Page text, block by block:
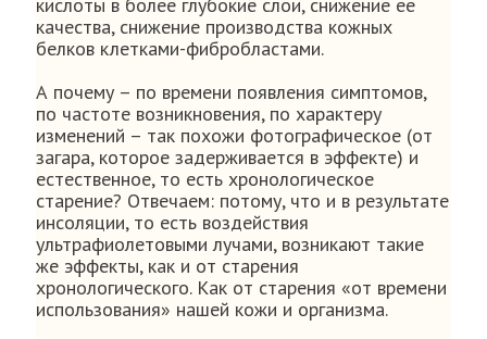
качества, снижение производства кожных
белков клетками-фибробластами.
А почему – по времени появления симптомов,
по частоте возникновения, по характеру
изменений – так похожи фотографическое (от
загара, которое задерживается в эффекте) и
естественное, то есть хронологическое
старение? Отвечаем: потому, что и в результате
инсоляции, то есть воздействия
ультрафиолетовыми лучами, возникают такие
же эффекты, как и от старения
хронологического. Как от старения «от времени
использования» нашей кожи и организма.